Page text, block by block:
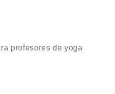
profesores de yoga